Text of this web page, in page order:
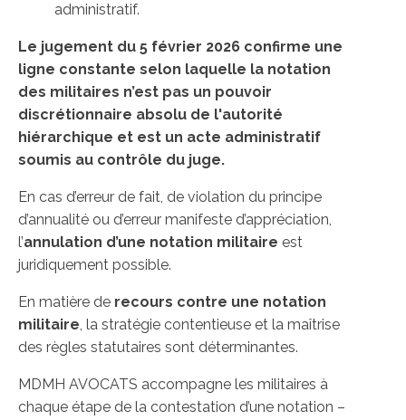
administratif.
Le jugement du 5 février 2026 confirme une
ligne constante selon laquelle la notation
des militaires n’est pas un pouvoir
discrétionnaire absolu de l'autorité
hiérarchique et est un acte administratif
soumis au contrôle du juge.
En cas d’erreur de fait, de violation du principe
d’annualité ou d’erreur manifeste d’appréciation,
l’annulation d’une notation militaire est
juridiquement possible.
En matière de recours contre une notation
militaire, la stratégie contentieuse et la maîtrise
des règles statutaires sont déterminantes.
MDMH AVOCATS accompagne les militaires à
chaque étape de la contestation d’une notation –